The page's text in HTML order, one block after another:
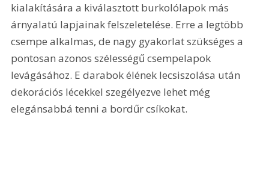
kialakítására a kiválasztott burkolólapok más
árnyalatú lapjainak felszeletelése. Erre a legtöbb
csempe alkalmas, de nagy gyakorlat szükséges a
pontosan azonos szélességű csempelapok
levágásához. E darabok élének lecsiszolása után
dekorációs lécekkel szegélyezve lehet még
elegánsabbá tenni a bordűr csíkokat.